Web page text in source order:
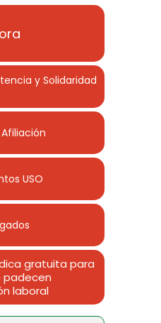
y Solidaridad
USO
gratuita para
padecen
laboral